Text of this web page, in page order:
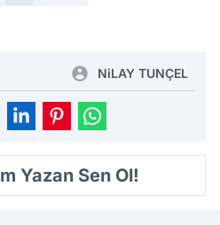
NiLAY TUNÇEL
Yazan Sen Ol!